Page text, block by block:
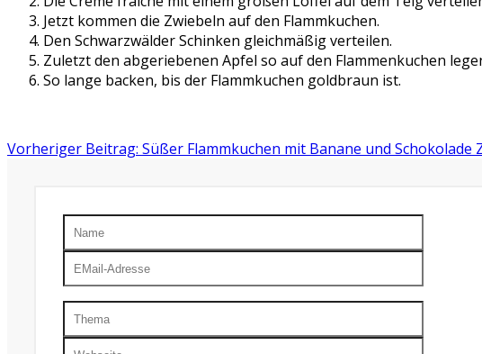
Jetzt kommen die Zwiebeln auf den Flammkuchen.
Den Schwarzwälder Schinken gleichmäßig verteilen.
Zuletzt den abgeriebenen Apfel so auf den Flammenkuchen
So lange backen, bis der Flammkuchen goldbraun ist.
Vorheriger Beitrag: Süßer Flammkuchen mit Banane und Schokolade